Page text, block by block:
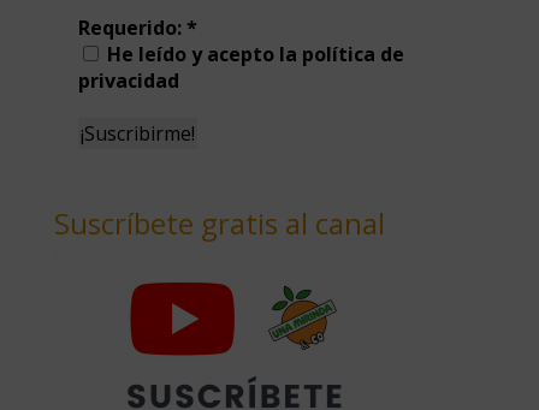
Requerido:*
He leído y acepto la política de
privacidad
Suscríbete gratis al canal